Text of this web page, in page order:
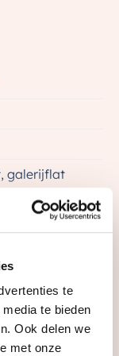
te
te bieden
Ook delen we
met onze
Met
een luxe
de
woon je
Het
op de
is een
waar je de
galerijflat
vrij